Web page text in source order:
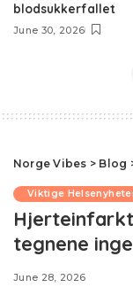
blodsukkerfallet
June 30, 2026
Norge Vibes > Blog
Viktige
tegnene
June 28, 2026